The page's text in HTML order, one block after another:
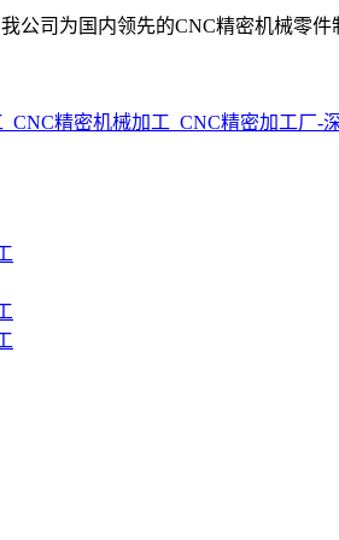
公司为国内领先的CNC精密机械零件